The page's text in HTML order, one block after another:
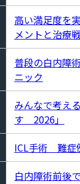
高い満足度を
メントと治療
普段の白内障
ニック
みんなで考え
す 2026」
ICL手術 難症
白内障術前後